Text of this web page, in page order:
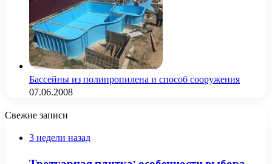
Бассейны из полипропилена и способ сооружения
07.06.2008
Свежие записи
3 недели назад